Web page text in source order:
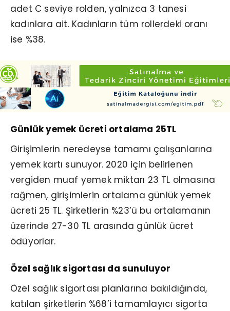
adet C seviye rolden, yalnızca 3 tanesi
kadınlara ait. Kadınların tüm rollerdeki oranı
ise %38.
Günlük yemek ücreti ortalama 25TL
Girişimlerin neredeyse tamamı çalışanlarına
yemek kartı sunuyor. 2020 için belirlenen
vergiden muaf yemek miktarı 23 TL olmasına
rağmen, girişimlerin ortalama günlük yemek
ücreti 25 TL. Şirketlerin %23’ü bu ortalamanın
üzerinde 27-30 TL arasında günlük ücret
ödüyorlar.
Özel sağlık sigortası da sunuluyor
Özel sağlık sigortası planlarına bakıldığında,
katılan şirketlerin %68’i tamamlayıcı sigorta